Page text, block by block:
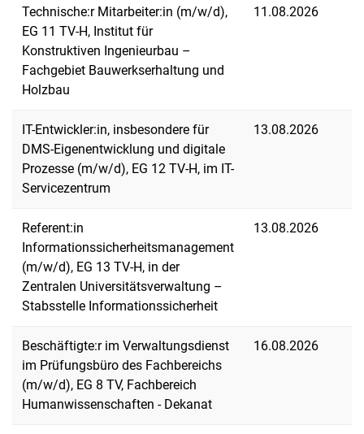
Technische:r Mitarbeiter:in (m/w/d),
EG 11 TV-H, Institut für
Konstruktiven Ingenieurbau –
Fachgebiet Bauwerkserhaltung und
Holzbau
11.08.2026
IT-Entwickler:in, insbesondere für
DMS-Eigenentwicklung und digitale
Prozesse (m/w/d), EG 12 TV-H, im IT-
Servicezentrum
13.08.2026
Referent:in
Informationssicherheitsmanagement
(m/w/d), EG 13 TV-H, in der
Zentralen Universitätsverwaltung –
Stabsstelle Informationssicherheit
13.08.2026
Beschäftigte:r im Verwaltungsdienst
im Prüfungsbüro des Fachbereichs
(m/w/d), EG 8 TV, Fachbereich
Humanwissenschaften - Dekanat
16.08.2026